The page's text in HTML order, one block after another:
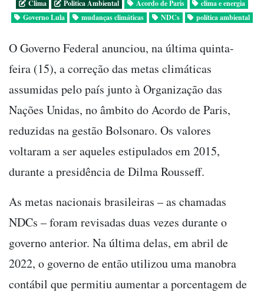
Clima Politica Ambiental Acordo de Paris
clima e energia
Governo Lula
mudanças climáticas NDCs política ambiental
O Governo Federal anunciou, na última quinta-
feira (15), a correção das metas climáticas
assumidas pelo país junto à Organização das
Nações Unidas, no âmbito do Acordo de Paris,
reduzidas na gestão Bolsonaro. Os valores
voltaram a ser aqueles estipulados em 2015,
durante a presidência de Dilma Rousseff.
As metas nacionais brasileiras – as chamadas
NDCs – foram revisadas duas vezes durante o
governo anterior. Na última delas, em abril de
2022, o governo de então utilizou uma manobra
contábil que permitiu aumentar a porcentagem de